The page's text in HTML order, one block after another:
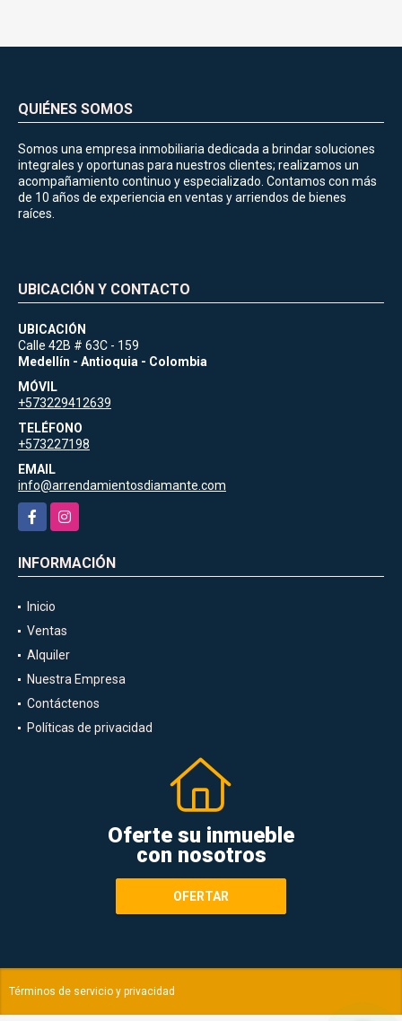
QUIÉNES SOMOS
Somos una empresa inmobiliaria dedicada a brindar soluciones
integrales y oportunas para nuestros clientes; realizamos un
acompañamiento continuo y especializado. Contamos con más
de 10 años de experiencia en ventas y arriendos de bienes
raíces.
UBICACIÓN Y CONTACTO
UBICACIÓN
Calle 42B # 63C - 159
Medellín - Antioquia - Colombia
MÓVIL
+573229412639
TELÉFONO
+573227198
EMAIL
info@arrendamientosdiamante.com
FacebookInstagram
INFORMACIÓN
Inicio
Ventas
Alquiler
Nuestra Empresa
Contáctenos
Políticas de privacidad
Oferte su inmueble
con nosotros
OFERTAR
Términos de servicio y privacidad